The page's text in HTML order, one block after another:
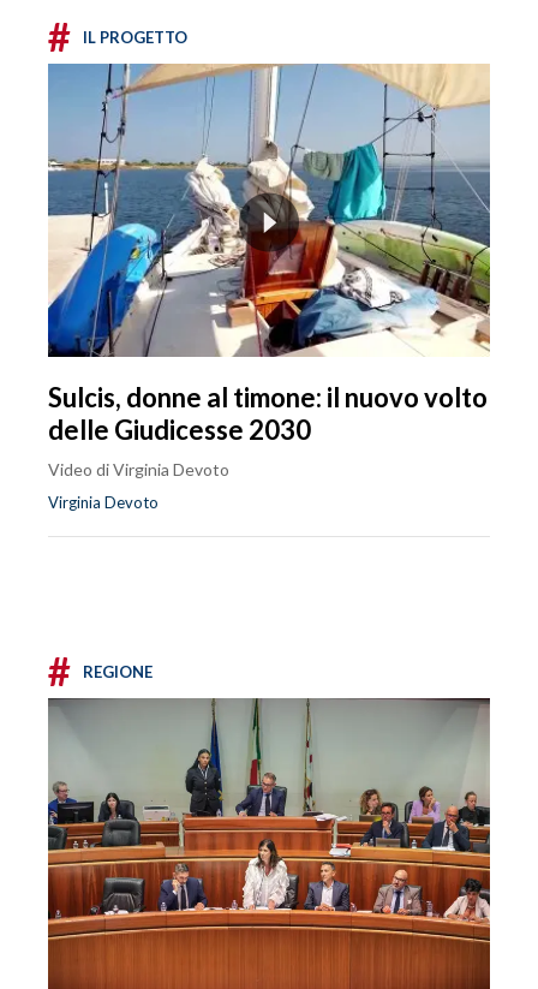
# IL PROGETTO
Sulcis, donne al timone: il nuovo volto
delle Giudicesse 2030
Video di Virginia Devoto
Virginia Devoto
# REGIONE